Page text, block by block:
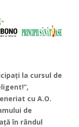
la cursul de
cu A.O.
de
în rândul